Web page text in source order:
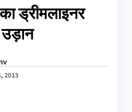
ड्रीमलाइनर
उड़ान
2013